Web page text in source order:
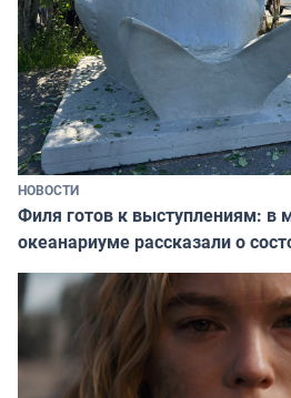
НОВОСТИ
Филя готов к выступлениям: в
океанариуме рассказали о